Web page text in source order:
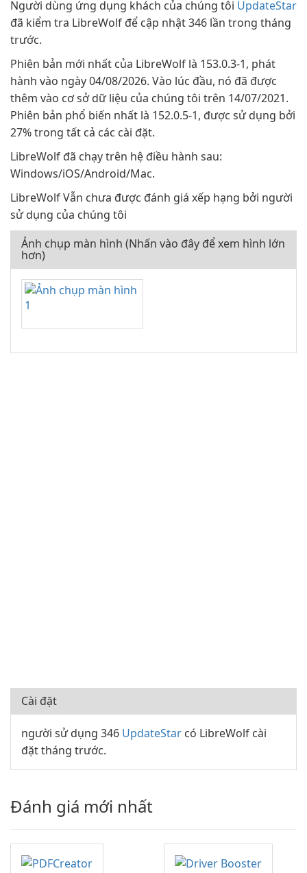
Người dùng ứng dụng khách của chúng tôi UpdateStar
đã kiểm tra LibreWolf để cập nhật 346 lần trong tháng
trước.
Phiên bản mới nhất của LibreWolf là 153.0.3-1, phát
hành vào ngày 04/08/2026. Vào lúc đầu, nó đã được
thêm vào cơ sở dữ liệu của chúng tôi trên 14/07/2021.
Phiên bản phổ biến nhất là 152.0.5-1, được sử dụng bởi
27% trong tất cả các cài đặt.
LibreWolf đã chạy trên hệ điều hành sau:
Windows/iOS/Android/Mac.
LibreWolf Vẫn chưa được đánh giá xếp hạng bởi người
sử dụng của chúng tôi
Ảnh chụp màn hình (Nhấn vào đây để xem hình lớn
hơn)
Cài đặt
người sử dụng 346 UpdateStar có LibreWolf cài
đặt tháng trước.
Đánh giá mới nhất